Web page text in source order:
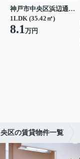
神戸市中央区浜辺通３丁目
1LDK (35.42㎡)
8.1万円
区の賃貸物件一覧